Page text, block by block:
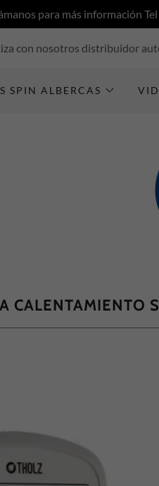
para más información
con nosotros distribuidor
SPIN ALBERCAS
CALENTAMIENTO